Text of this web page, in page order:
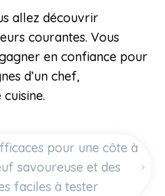
allez découvrir
courantes. Vous
en confiance pour
d’un chef,
pour une côte à
savoureuse et des
faciles à tester